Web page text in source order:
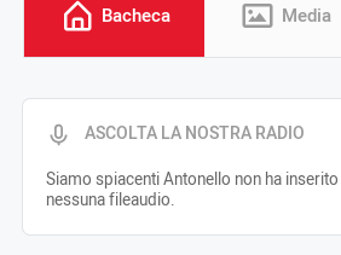
Bacheca Media
ASCOLTA LA NOSTRA RADIO
Siamo spiacenti Antonello non ha inserito
nessuna fileaudio.